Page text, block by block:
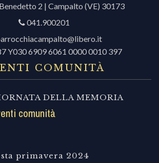
Benedetto 2 | Campalto (VE) 30173
041.900201
Y030 6909 6061 0000 0010 397
COMUNITÀ
DELLA MEMORIA
comunità
primavera 2024